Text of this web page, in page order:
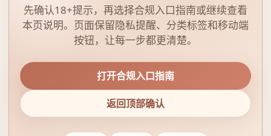
先确认18+提示，再选择合规入口指南或继续查看
本页说明。页面保留隐私提醒、分类标签和移动端
按钮，让每一步都更清楚。
打开合规入口指南
返回顶部确认